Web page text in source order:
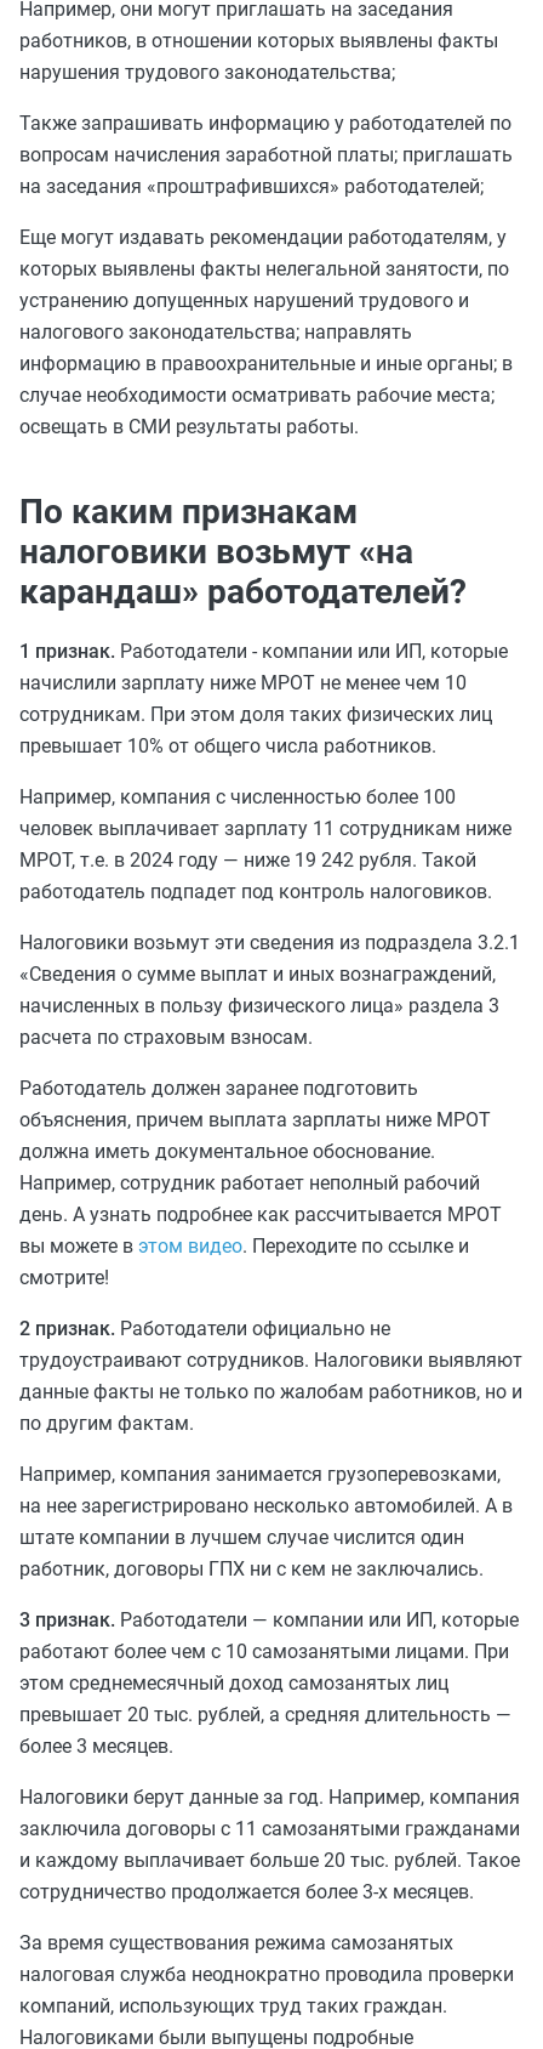
Например, они могут приглашать на заседания
работников, в отношении которых выявлены факты
нарушения трудового законодательства;
Также запрашивать информацию у работодателей по
вопросам начисления заработной платы; приглашать
на заседания «проштрафившихся» работодателей;
Еще могут издавать рекомендации работодателям, у
которых выявлены факты нелегальной занятости, по
устранению допущенных нарушений трудового и
налогового законодательства; направлять
информацию в правоохранительные и иные органы; в
случае необходимости осматривать рабочие места;
освещать в СМИ результаты работы.
По каким признакам
налоговики возьмут «на
карандаш» работодателей?
1 признак. Работодатели - компании или ИП, которые
начислили зарплату ниже МРОТ не менее чем 10
сотрудникам. При этом доля таких физических лиц
превышает 10% от общего числа работников.
Например, компания с численностью более 100
человек выплачивает зарплату 11 сотрудникам ниже
МРОТ, т.е. в 2024 году — ниже 19 242 рубля. Такой
работодатель подпадет под контроль налоговиков.
Налоговики возьмут эти сведения из подраздела 3.2.1
«Сведения о сумме выплат и иных вознаграждений,
начисленных в пользу физического лица» раздела 3
расчета по страховым взносам.
Работодатель должен заранее подготовить
объяснения, причем выплата зарплаты ниже МРОТ
должна иметь документальное обоснование.
Например, сотрудник работает неполный рабочий
день. А узнать подробнее как рассчитывается МРОТ
вы можете в этом видео. Переходите по ссылке и
смотрите!
2 признак. Работодатели официально не
трудоустраивают сотрудников. Налоговики выявляют
данные факты не только по жалобам работников, но и
по другим фактам.
Например, компания занимается грузоперевозками,
на нее зарегистрировано несколько автомобилей. А в
штате компании в лучшем случае числится один
работник, договоры ГПХ ни с кем не заключались.
3 признак. Работодатели — компании или ИП, которые
работают более чем с 10 самозанятыми лицами. При
этом среднемесячный доход самозанятых лиц
превышает 20 тыс. рублей, а средняя длительность —
более 3 месяцев.
Налоговики берут данные за год. Например, компания
заключила договоры с 11 самозанятыми гражданами
и каждому выплачивает больше 20 тыс. рублей. Такое
сотрудничество продолжается более 3-х месяцев.
За время существования режима самозанятых
налоговая служба неоднократно проводила проверки
компаний, использующих труд таких граждан.
Налоговиками были выпущены подробные